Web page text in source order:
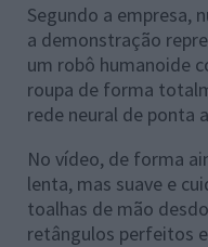
Segundo a empresa,
a demonstração
um robô humanoide
roupa de forma
rede neural de ponta
No vídeo, de forma
lenta, mas suave e
toalhas de mão
retângulos perfeitos